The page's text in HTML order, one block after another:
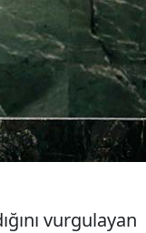
vurgulayan